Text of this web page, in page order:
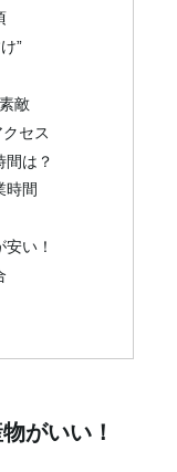
”
敵
セス
間は？
時間
い！
がいい！